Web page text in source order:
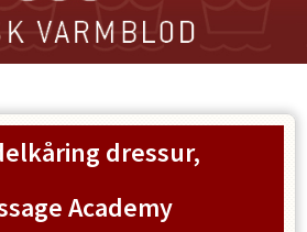
dressur,
Academy